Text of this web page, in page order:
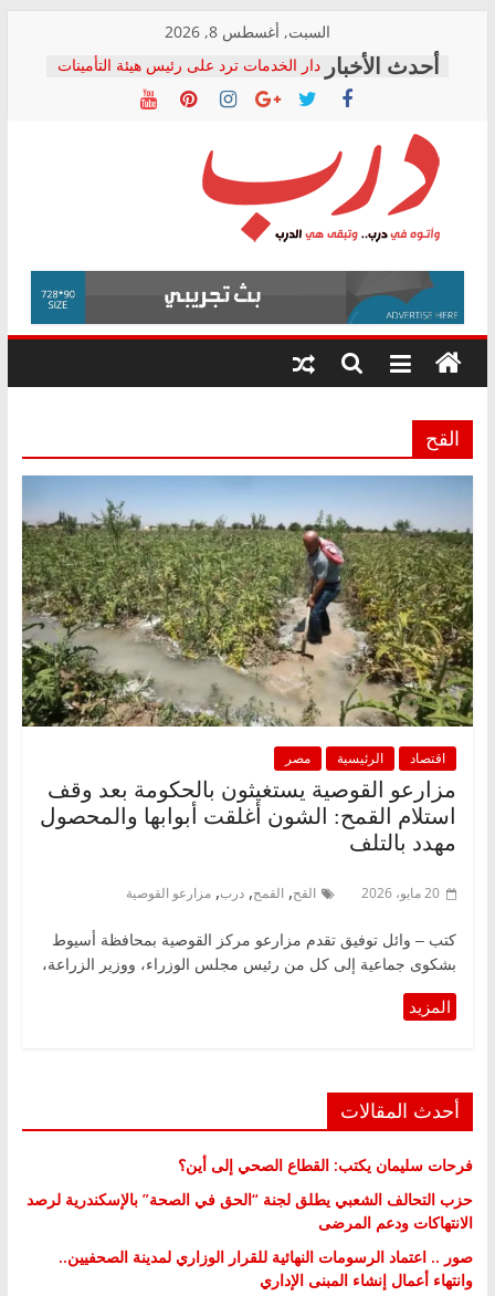
content
السبت, أغسطس 8, 2026
دار الخدمات ترد على رئيس هيئة التأمينات
بعد مؤتمره الصحفي: إنكار الأزمة لا ينهي
معاناة أصحاب المعاشات.. ونطالب بكشف
فرحات سليمان يكتب: القطاع الصحي إلى
أين؟
حزب التحالف الشعبي يطلق لجنة “الحق
في الصحة” بالإسكندرية لرصد الانتهاكات
ودعم المرضى
الوزاري لمدينة الصحفيين.. وانتهاء أعمال
إنشاء المبنى الإداري
المجلس القومي لحقوق الإنسان يعلن
متابعة قضية الدكتور محمد زهران.. ويؤكد:
قرينة البراءة وضمانات المحاكمة العادلة
درب
وأتوه
درب..
وتبقى
هي
القح
اقتصاد الرئيسية مصر
مزارعو القوصية يستغيثون بالحكومة بعد وقف
استلام القمح: الشون أغلقت أبوابها والمحصول
مهدد بالتلف
20 مايو، 2026 القح, القمح, درب, مزارعو القوصية
كتب – وائل توفيق تقدم مزارعو مركز القوصية بمحافظة أسيوط
بشكوى جماعية إلى كل من رئيس مجلس الوزراء، ووزير الزراعة،
أحدث المقالات
فرحات سليمان يكتب: القطاع الصحي إلى أين؟
حزب التحالف الشعبي يطلق لجنة “الحق في الصحة” بالإسكندرية لرصد
الانتهاكات ودعم المرضى
صور .. اعتماد الرسومات النهائية للقرار الوزاري لمدينة الصحفيين..
وانتهاء أعمال إنشاء المبنى الإداري